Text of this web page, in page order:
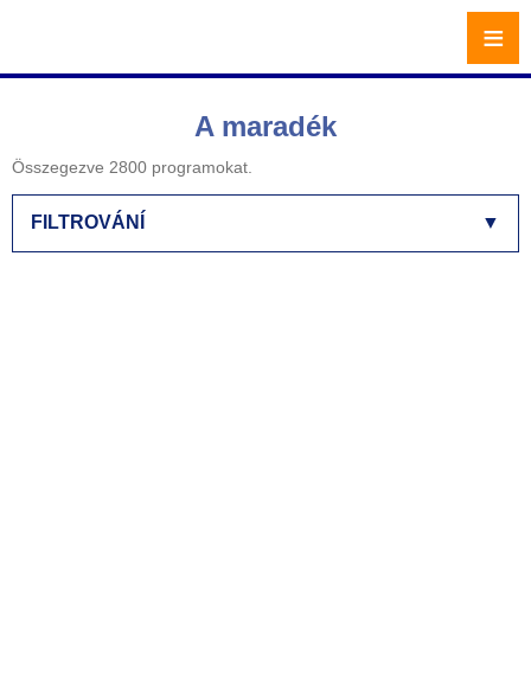
A maradék
Összegezve 2800 programokat.
▼
FILTROVÁNÍ
≡